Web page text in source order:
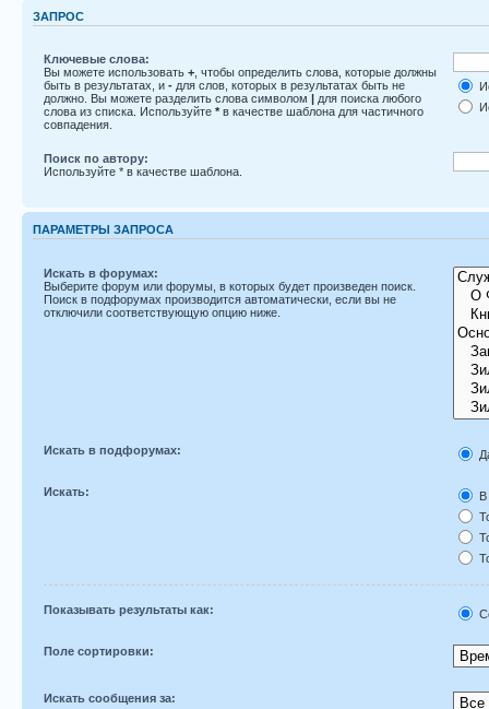
ЗАПРОС
Ключевые слова:
Вы можете использовать+ , чтобы определить слова, которые должны
быть в результатах, и- для слов, которых в результатах быть не
должно. Вы можете разделить слова символом
для поиска любого
слова из списка. Используйте* в качестве шаблона для частичного
совпадения.
Поиск по автору:
Используйте * в качестве шаблона.
ПАРАМЕТРЫ ЗАПРОСА
Искать в форумах:
Выберите форум или форумы, в которых будет произведен поиск.
Поиск в подфорумах производится автоматически, если вы не
отключили соответствующую опцию ниже.
Искать в подфорумах:
Искать:
В
Показывать результаты как:
Поле сортировки:
Искать сообщения за: